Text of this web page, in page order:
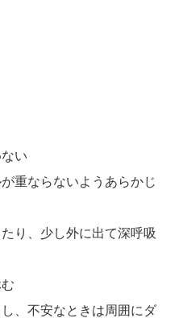
い
重ならないようあらかじ
り、少し外に出て深呼吸
、不安なときは周囲にダ